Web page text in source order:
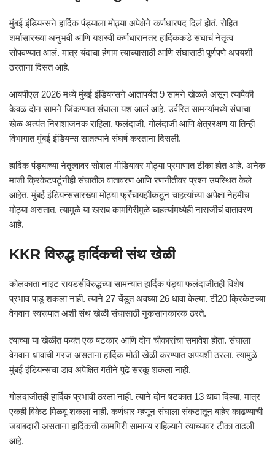
मुंबई इंडियन्सने हार्दिक पंड्याला मोठ्या अपेक्षेने कर्णधारपद दिलं होतं. रोहित
शर्मासारख्या अनुभवी आणि यशस्वी कर्णधारानंतर हार्दिककडे संघाचं नेतृत्व
सोपवण्यात आलं. मात्र यंदाचा हंगाम त्याच्यासाठी आणि संघासाठी पूर्णपणे अपयशी
ठरताना दिसत आहे.
आयपीएल 2026 मध्ये मुंबई इंडियन्सने आतापर्यंत 9 सामने खेळले असून त्यापैकी
केवळ दोन सामने जिंकण्यात संघाला यश आलं आहे. उर्वरित सामन्यांमध्ये संघाचा
खेळ अत्यंत निराशाजनक राहिला. फलंदाजी, गोलंदाजी आणि क्षेत्ररक्षण या तिन्ही
विभागात मुंबई इंडियन्स सातत्याने संघर्ष करताना दिसली.
हार्दिक पंड्याच्या नेतृत्वावर सोशल मीडियावर मोठ्या प्रमाणात टीका होत आहे. अनेक
माजी क्रिकेटपटूंनीही संघातील वातावरण आणि रणनीतीवर प्रश्न उपस्थित केले
आहेत. मुंबई इंडियन्ससारख्या मोठ्या फ्रँचायझीकडून चाहत्यांच्या अपेक्षा नेहमीच
मोठ्या असतात. त्यामुळे या खराब कामगिरीमुळे चाहत्यांमध्येही नाराजीचं वातावरण
आहे.
KKR विरुद्ध हार्दिकची संथ खेळी
कोलकाता नाइट रायडर्सविरुद्धच्या सामन्यात हार्दिक पंड्या फलंदाजीतही विशेष
प्रभाव पाडू शकला नाही. त्याने 27 चेंडूत अवघ्या 26 धावा केल्या. टी20 क्रिकेटच्या
वेगवान स्वरूपात अशी संथ खेळी संघासाठी नुकसानकारक ठरते.
त्याच्या या खेळीत फक्त एक षटकार आणि दोन चौकारांचा समावेश होता. संघाला
वेगवान धावांची गरज असताना हार्दिक मोठी खेळी करण्यात अपयशी ठरला. त्यामुळे
मुंबई इंडियन्सचा डाव अपेक्षित गतीने पुढे सरकू शकला नाही.
गोलंदाजीतही हार्दिक प्रभावी ठरला नाही. त्याने दोन षटकात 13 धावा दिल्या, मात्र
एकही विकेट मिळवू शकला नाही. कर्णधार म्हणून संघाला संकटातून बाहेर काढण्याची
जबाबदारी असताना हार्दिकची कामगिरी सामान्य राहिल्याने त्याच्यावर टीका वाढली
आहे.